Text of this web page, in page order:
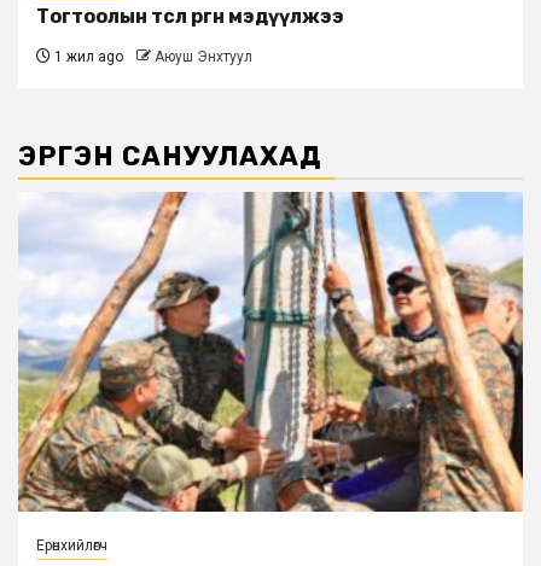
Тогтоолын төсөл өргөн мэдүүлжээ
1 жил ago Аюуш Энхтуул
ЭРГЭН САНУУЛАХАД
Ерөнхийлөгч